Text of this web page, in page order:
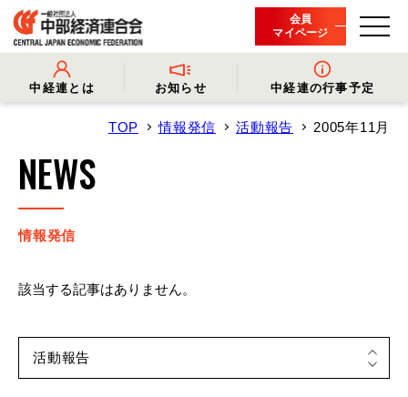
会員
マイページ
中経連とは
- 会長挨拶
- 役員名簿
- 会員一覧
お知らせ
- プレスリリース
- 会長コメント
- イベント・セミナー
中経連の行事予定
TOP 情報発信 活動報告 2005年11月
NEWS
情報発信
該当する記事はありません。